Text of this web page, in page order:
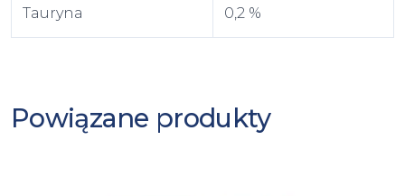
Tauryna
0,2 %
Powiązane produkty